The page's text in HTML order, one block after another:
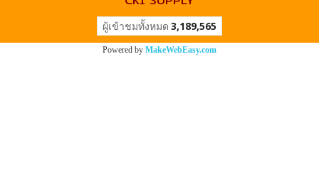
ผู้เข้าชมทั้งหมด 3,189,565
Powered by MakeWebEasy.com